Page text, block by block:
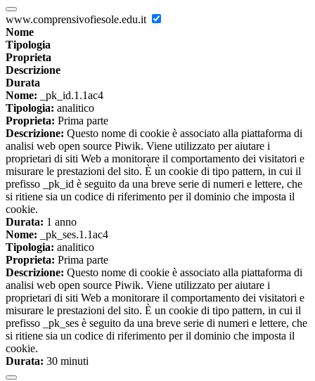
www.comprensivofiesole.edu.it
Nome
Tipologia
Proprieta
Descrizione
Durata
Nome: _pk_id.1.1ac4
Tipologia: analitico
Proprieta: Prima parte
Descrizione: Questo nome di cookie è associato alla piattaforma di
analisi web open source Piwik. Viene utilizzato per aiutare i
proprietari di siti Web a monitorare il comportamento dei visitatori e
misurare le prestazioni del sito. È un cookie di tipo pattern, in cui il
prefisso _pk_id è seguito da una breve serie di numeri e lettere, che
si ritiene sia un codice di riferimento per il dominio che imposta il
cookie.
Durata: 1 anno
Nome: _pk_ses.1.1ac4
Tipologia: analitico
Proprieta: Prima parte
Descrizione: Questo nome di cookie è associato alla piattaforma di
analisi web open source Piwik. Viene utilizzato per aiutare i
proprietari di siti Web a monitorare il comportamento dei visitatori e
misurare le prestazioni del sito. È un cookie di tipo pattern, in cui il
prefisso _pk_ses è seguito da una breve serie di numeri e lettere, che
si ritiene sia un codice di riferimento per il dominio che imposta il
cookie.
Durata: 30 minuti